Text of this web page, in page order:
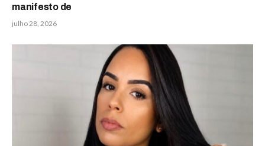
manifesto de
julho 28, 2026